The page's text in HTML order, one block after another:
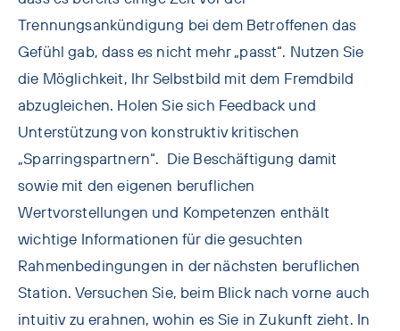
Trennungsankündigung bei dem Betroffenen das
Gefühl gab, dass es nicht mehr „passt“. Nutzen Sie
die Möglichkeit, Ihr Selbstbild mit dem Fremdbild
abzugleichen. Holen Sie sich Feedback und
Unterstützung von konstruktiv kritischen
„Sparringspartnern“. Die Beschäftigung damit
sowie mit den eigenen beruflichen
Wertvorstellungen und Kompetenzen enthält
wichtige Informationen für die gesuchten
Rahmenbedingungen in der nächsten beruflichen
Station. Versuchen Sie, beim Blick nach vorne auch
intuitiv zu erahnen, wohin es Sie in Zukunft zieht. In